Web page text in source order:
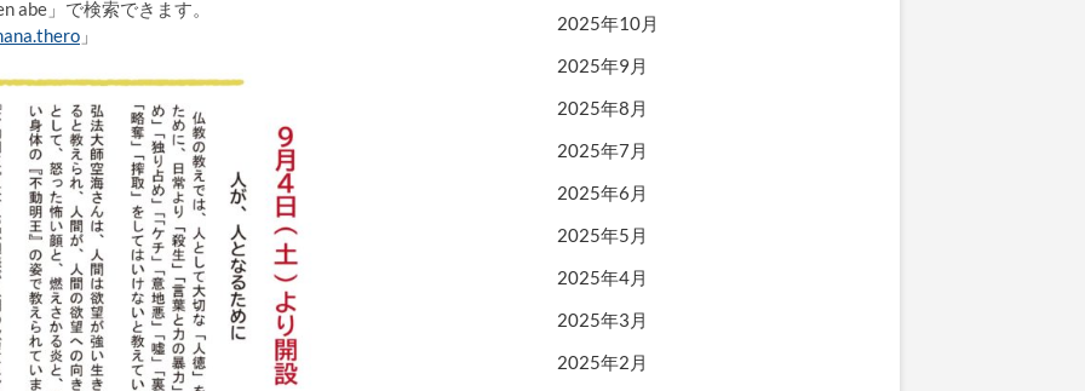
abe」で検索できます。
」
2025年10月
2025年9月
2025年8月
2025年7月
2025年6月
2025年5月
2025年4月
2025年3月
2025年2月